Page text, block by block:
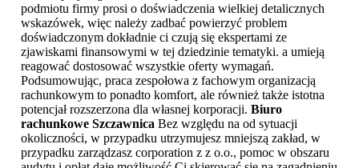
podmiotu firmy prosi o doświadczenia wielkiej detalicznych
wskazówek, więc należy zadbać powierzyć problem
doświadczonym dokładnie ci czują się ekspertami ze
zjawiskami finansowymi w tej dziedzinie tematyki. a umieją
reagować dostosować wszystkie oferty wymagań.
Podsumowując, praca zespołowa z fachowym organizacją
rachunkowym to ponadto komfort, ale również także istotna
potencjał rozszerzona dla własnej korporacji. Biuro
rachunkowe Szczawnica Bez względu na od sytuacji
okoliczności, w przypadku utrzymujesz mniejszą zakład, w
przypadku zarządzasz corporation z z o.o., pomoc w obszaru